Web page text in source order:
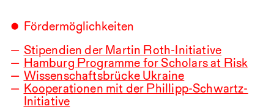
Fördermöglichkeiten
Stipendien der Martin Roth-Initiative
Hamburg Programme for Scholars at Risk
Wissenschaftsbrücke Ukraine
Kooperationen mit der Phillipp-Schwartz-
Initiative